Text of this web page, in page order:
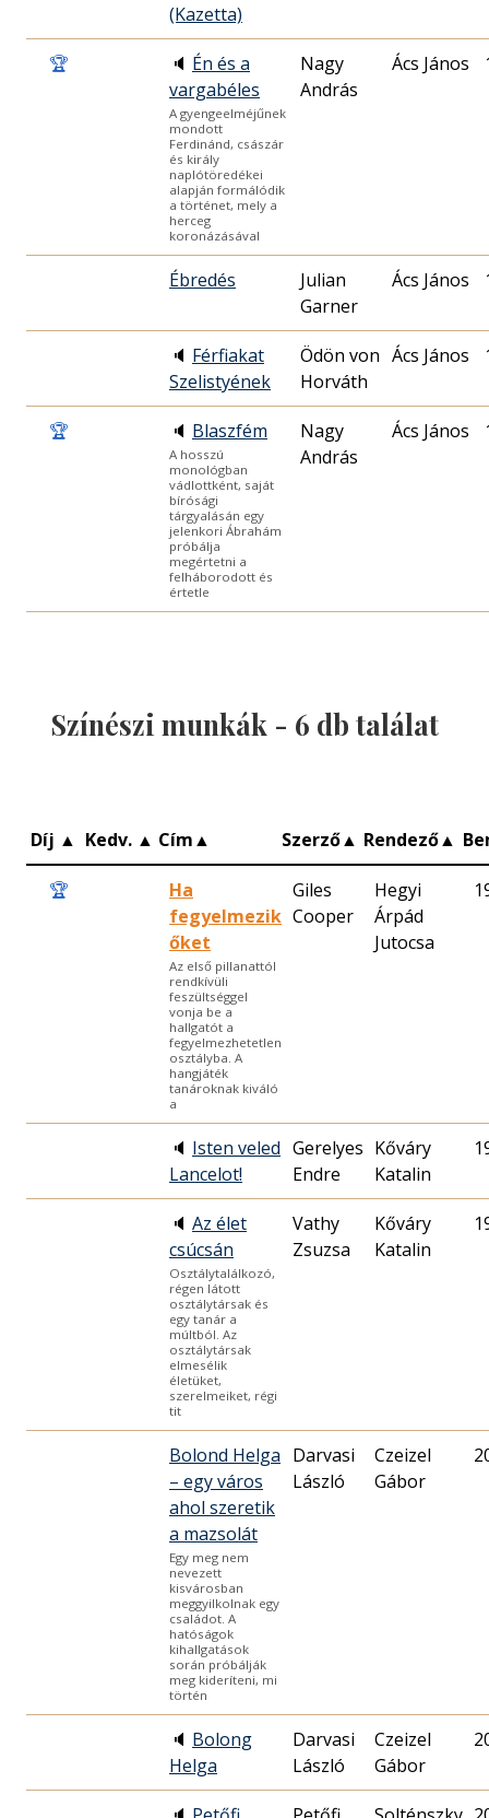
(Kazetta)
🏆 🔈 Én és a
vargabéles
A gyengeelméjűnek
mondott
Ferdinánd, császár
és király
naplótöredékei
alapján formálódik
a történet, mely a
herceg
koronázásával
Nagy
András
Ács János
Ébredés
Julian
Garner
Ács János
🔈 Férfiakat
Szelistyének
Ödön von
Horváth
Ács János
🏆 🔈 Blaszfém
A hosszú
monológban
vádlottként, saját
bírósági
tárgyalásán egy
jelenkori Ábrahám
próbálja
megértetni a
felháborodott és
értetle
Nagy
András
Ács János
Színészi munkák - 6 db találat
Díj ▲ Kedv. ▲ Cím▲ Szerző▲ Rendező▲
🏆
Ha
fegyelmezik
őket
Az első pillanattól
rendkívüli
feszültséggel
vonja be a
hallgatót a
fegyelmezhetetlen
osztályba. A
hangjáték
tanároknak kiváló
a
Giles
Cooper
Hegyi
Árpád
Jutocsa
🔈 Isten veled
Lancelot!
Gerelyes
Endre
Kőváry
Katalin
🔈 Az élet
csúcsán
Osztálytalálkozó,
régen látott
osztálytársak és
egy tanár a
múltból. Az
osztálytársak
elmesélik
életüket,
szerelmeiket, régi
tit
Vathy
Zsuzsa
Kőváry
Katalin
Bolond Helga
– egy város
ahol szeretik
a mazsolát
Egy meg nem
nevezett
kisvárosban
meggyilkolnak egy
családot. A
hatóságok
kihallgatások
során próbálják
meg kideríteni, mi
történ
Darvasi
László
Czeizel
Gábor
🔈 Bolong
Helga
Darvasi
László
Czeizel
Gábor